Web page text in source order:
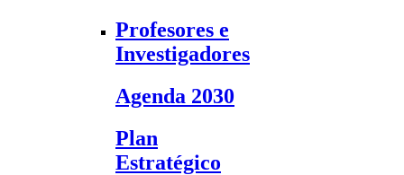
Profesores e
Investigadores
Agenda 2030
Plan
Estratégico